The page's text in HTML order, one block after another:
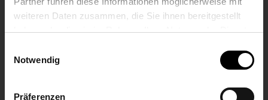
weiteren Daten zusammen, die Sie ihnen bereitgestellt
haben oder die sie im Rahmen Ihrer Nutzung der Dienste
Notwendig
Präferenzen
S1 (pas d'interruption) selon EN 50155
Rigidité diélectrique
selon la norme DIN EN 50155